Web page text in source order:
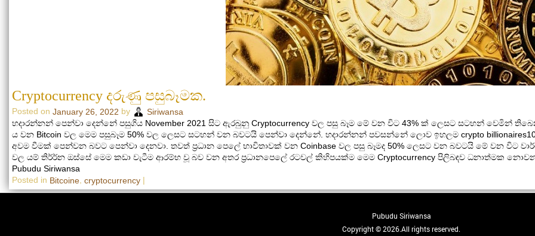
Cryptocurrency දරුණු පසුබෑමක.
Posted on January 26, 2022 by
Siriwansa
හදාරන්නන් පෙන්වා දෙන්නේ පසුගිය November 2021 සිට ඇරබුනු Cryptocurrency වල පසු බෑම මේ වන විට 43% ක් ලෙසට සටහන් වෙමින්
ය වන Bitcoin වල මෙම පසුබෑම 50% වල ලෙසට සටහන් වන බවටයි පෙන්වා දෙන්නේ. හදාරන්නන් පවසන්නේ ලොව ඉහලම crypto
අවම වීමක් පෙන්වන බවට පෙන්වා දෙනවා. තවත් ප්‍රධාන පෙලේ භාවිතාවක් වන Coinbase වල පසු බෑමද 50% ලෙසට වන බවටයි මේ වන විට
වල යම් තිර්ර්න ඔස්සේ මෙම කඩා වැටීම ආරම්භ වූ බව වන අතර ප්‍රධානපෙලේ රටවල් කිහිපයක්ම මෙම Cryptocurrency පිලිබඳව ධනාත්මක
Pubudu Siriwansa
Posted in Bitcoine cryptocurrency |
Copyright © 2026.All rights reserved.
Pubudu Siriwansa